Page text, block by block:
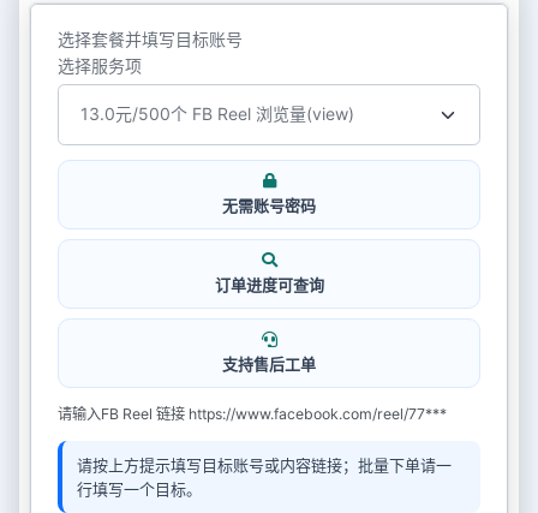
选择套餐并填写目标账号
选择服务项
无需账号密码
订单进度可查询
支持售后工单
请输入FB Reel 链接 https://www.facebook.com/reel/77***
请按上方提示填写目标账号或内容链接；批量下单请一
行填写一个目标。